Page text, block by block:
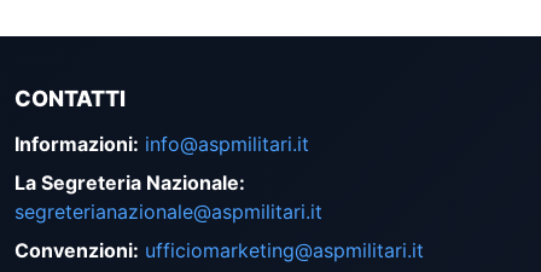
CONTATTI
Informazioni: info@aspmilitari.it
La Segreteria Nazionale:
segreterianazionale@aspmilitari.it
Convenzioni: ufficiomarketing@aspmilitari.it